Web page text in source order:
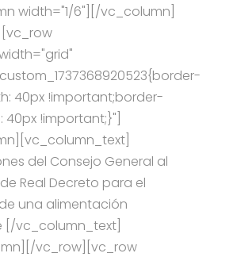
width="1/6"][/vc_column]
40px !important;border-
!important;}"]
del Consejo General al
Real Decreto para el
una alimentación
[/vc_column_text]
vc_row][vc_row